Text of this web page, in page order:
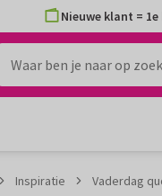
Nieuwe klant =
Inspiratie Vaderdag